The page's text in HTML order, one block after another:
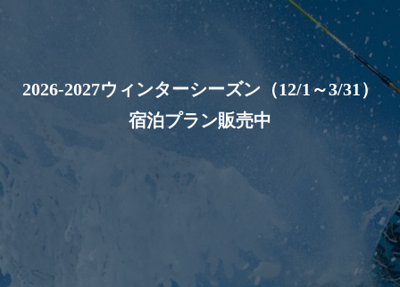
2026-2027ウィンターシーズン（12/1～3/31）
宿泊プラン販売中